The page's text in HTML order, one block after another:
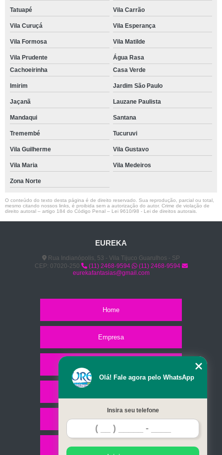
Tatuapé Vila Carrão
Vila Curuçá Vila Esperança
Vila Formosa Vila Matilde
Vila Prudente
Água Rasa
Cachoeirinha
Casa Verde
Imirim Jardim São Paulo
Jaçanã Lauzane Paulista
Mandaqui Santana
Tremembé Tucuruvi
Vila Guilherme Vila Gustavo
Vila Maria Vila Medeiros
Zona Norte
O conteúdo do texto desta página é de direito reservado. Sua reprodução, parcial ou total,
mesmo citando nossos links, é proibida sem a autorização do autor. Crime de violação de
direito autoral – artigo 184 do Código Penal – Lei 9610/98 - Lei de direitos autorais
EUREKA
Rua Indianópolis, 53 - Vila Tijuco Guarulhos - SP
CEP: 07020-250
(11) 2468-9594
(11) 2468-9594
eurekafantasias@gmail.com
Home
Empresa
Contato
Mapa do site
Olá! Fale agora pelo WhatsApp
Insira seu telefone